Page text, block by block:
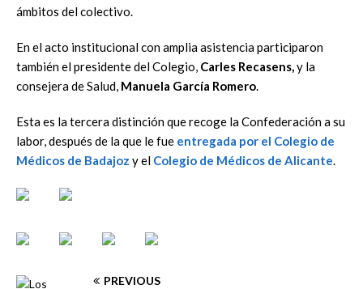
ámbitos del colectivo.
En el acto institucional con amplia asistencia participaron
también el presidente del Colegio, Carles Recasens,y la
consejera de Salud, Manuela García Romero.
Esta es la tercera distinción que recoge la Confederación a su
labor, después de la que le fue entregada por el Colegio de
Médicos de Badajoz y el Colegio de Médicos de Alicante.
PREVIOUS